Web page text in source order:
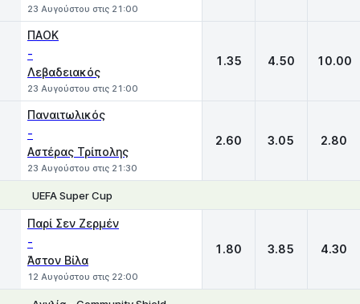
23 Αυγούστου στις 21:00
ΠΑΟΚ
-
Λεβαδειακός
23 Αυγούστου στις 21:00
1.35 4.50 10.00
Παναιτωλικός
-
Αστέρας Τρίπολης
23 Αυγούστου στις 21:30
2.60 3.05 2.80
UEFA Super Cup
Παρί Σεν Ζερμέν
-
Άστον Βίλα
12 Αυγούστου στις 22:00
1.80 3.85 4.30